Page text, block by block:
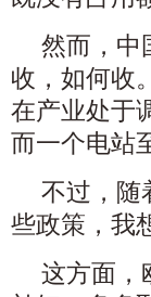
然而，中
收，如何收
在产业处于
而一个电站
不过，随
些政策，我
这方面，